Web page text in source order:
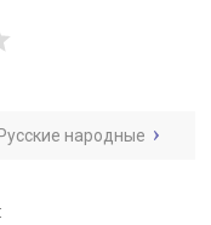
Русские народные